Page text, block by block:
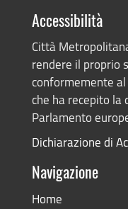
Accessibilità
Città
rendere il proprio
conformemente
che ha recepito
Parlamento
Dichiarazione di
Navigazione
Home